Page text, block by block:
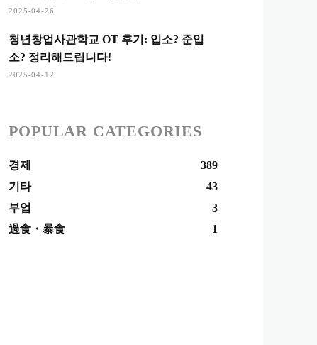
2025-04-26
청년창업사관학교 OT 후기: 입소? 준입
소? 정리해드립니다!
2025-04-12
POPULAR CATEGORIES
경제
389
기타
43
부업
3
過食・暴食
1